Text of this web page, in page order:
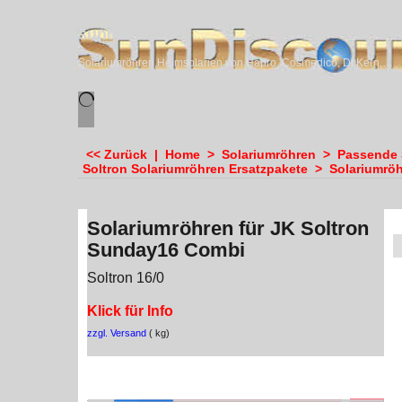
sundiscounter
Solariumröhren,Heimsolarien von Hapro, Cosmedico, Dr.Kern, Megasun & Ergoline
<< Zurück | Home > Solariumröhren >
Soltron Solariumröhren Ersatzpakete >
Solariumröhren für JK Soltron
Sunday16 Combi
Soltron 16/0
Klick für Info
zzgl. Versand kg